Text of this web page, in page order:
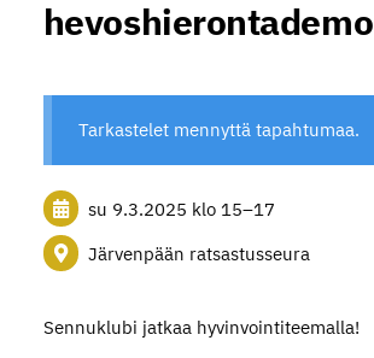
hevoshierontademo
Tarkastelet mennyttä tapahtumaa.
su 9.3.2025 klo 15–17
Järvenpään ratsastusseura
Sennuklubi jatkaa hyvinvointiteemalla!